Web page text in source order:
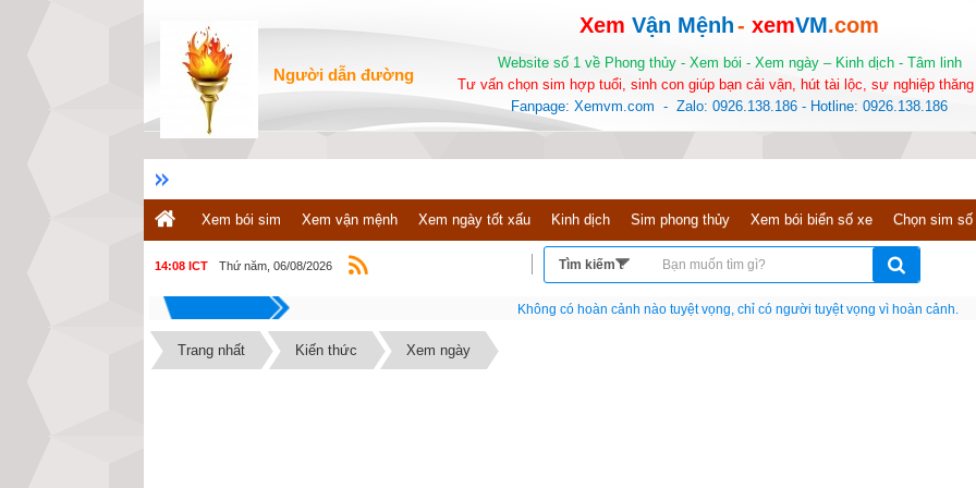
Người dẫn đường
Xem Vận Mệnh- xemVM.com
Website số 1 về Phong thủy - Xem bói - Xem ngày – Kinh dịch - Tâm linh
Tư vấn chọn sim hợp tuổi, sinh con giúp bạn cải vận, hút tài lộc, sự nghiệp
Fanpage: Xemvm.com - Zalo: 0926.138.186 - Hotline: 0926.138.186
Xem bói sim Xem vận mệnh Xem ngày tốt xấu Kinh dịch Sim phong thủy Xem bói biển số xe Chọn sim số
14:08 ICT Thứ năm, 06/08/2026
Nếu như không chịu học tập thì cho dù đi vạn dặm đường cũng chỉ là anh đưa thư.
Trang nhất Kiến thức Xem ngày